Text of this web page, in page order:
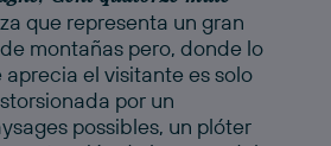
que representa un gran
montañas pero, donde lo
el visitante es solo
por un
possibles, un plóter